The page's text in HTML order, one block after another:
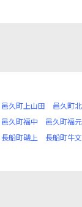
邑久町上山田 邑久町
邑久町福中 邑久町福元
長船町磯上 長船町牛文